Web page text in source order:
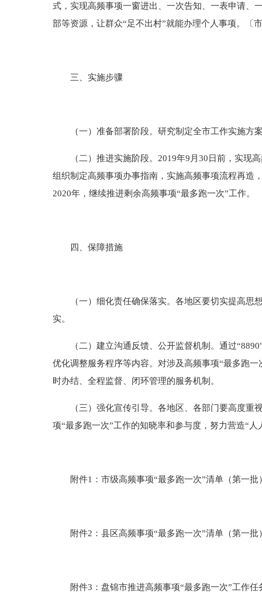
式，实现高频事项一窗进出、一次告知、一表申请、
部等资源，让群众“足不出村”就能办理个人事项。〔
三、实施步骤
（一）准备部署阶段。研究制定全市工作实施方
（二）推进实施阶段。 2019年9 月 30 日前，实现
组织制定高频事项办事指南，实施高频事项流程再造
2020年，继续推进剩余高频事项“最多跑一次”工作。
四、保障措施
（一）细化责任确保落实。各地区要切实提高思想
实。
（二）建立沟通反馈、公开监督机制。通过“8890
优化调整服务程序等内容。对涉及高频事项“最多跑
时办结、全程监督、闭环管理的服务机制。
（三）强化宣传引导。各地区、各部门要高度重视
项“最多跑一次”工作的知晓率和参与度，努力营造“
附件1： 市级高频事项“最多跑一次”清单（第一批
附件2： 县区高频事项“最多跑一次”清单（第一批
附件3： 盘锦市推进高频事项“最多跑一次”工作任